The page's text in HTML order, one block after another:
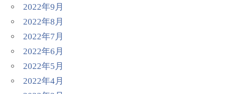
2022年9月
2022年8月
2022年7月
2022年6月
2022年5月
2022年4月